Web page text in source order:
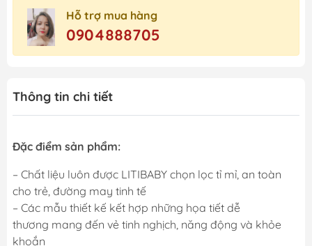
Hỗ trợ mua hàng
0904888705
Thông tin chi tiết
Đặc điểm sản phẩm:
– Chất liệu luôn được LITIBABY chọn lọc tỉ mỉ, an toàn
cho trẻ, đường may tinh tế
– Các mẫu thiết kế kết hợp những họa tiết dễ
thương mang đến vẻ tinh nghịch, năng động và khỏe
khoắn